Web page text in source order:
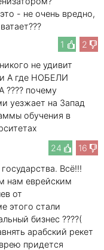
- не очень вредно,
1
2
не удивит
А где НОБЕЛИ
???? почему
уезжает на Запад
обучения в
24
16
Всё!!!
нам еврейским
от
этого стали
бизнес ????(
арабский рекет
придется